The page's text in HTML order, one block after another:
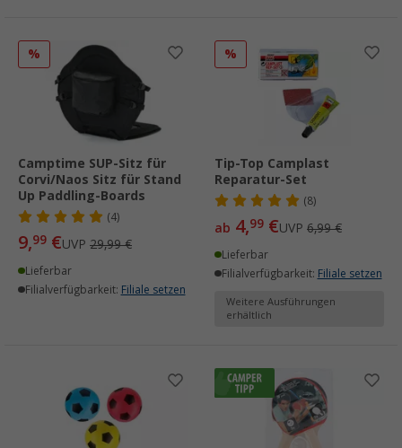
%
Camptime SUP-Sitz für
Corvi/Naos Sitz für Stand
Up Paddling-Boards
(4)
9,99 €UVP 29,99 €
Lieferbar
Filialverfügbarkeit: Filiale setzen
%
Tip-Top Camplast
Reparatur-Set
(8)
ab 4,99 €UVP 6,99 €
Lieferbar
Filialverfügbarkeit: Filiale setzen
Weitere Ausführungen
erhältlich